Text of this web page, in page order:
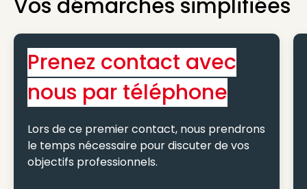
Vos démarches simplifiées
Prenez contact avec
nous par téléphone
Lors de ce premier contact, nous prendrons
le temps nécessaire pour discuter de vos
objectifs professionnels.